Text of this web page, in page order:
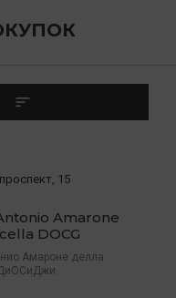
15
Amarone
DOCG
Амароне делла